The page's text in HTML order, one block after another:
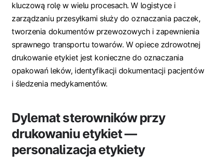
kluczową rolę w wielu procesach. W logistyce i
zarządzaniu przesyłkami służy do oznaczania paczek,
tworzenia dokumentów przewozowych i zapewnienia
sprawnego transportu towarów. W opiece zdrowotnej
drukowanie etykiet jest konieczne do oznaczania
opakowań leków, identyfikacji dokumentacji pacjentów
i śledzenia medykamentów.
Dylemat sterowników przy
drukowaniu etykiet —
personalizacja etykiety